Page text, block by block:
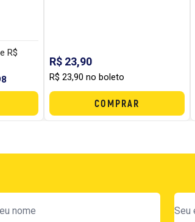
R$
R$ 23,90
R$ 23,90 no boleto
COMPRAR